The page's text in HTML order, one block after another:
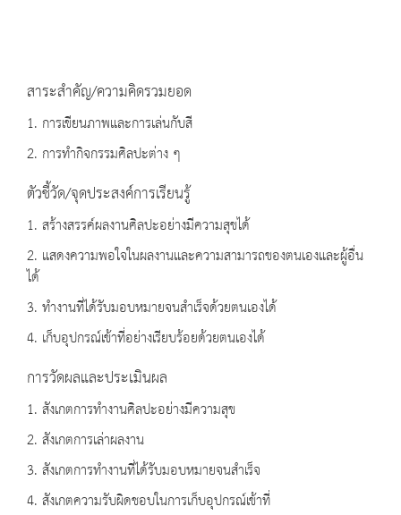
สาระสำคัญ/ความคิดรวมยอด
1. การเขียนภาพและการเล่นกับสี
2. การทำกิจกรรมศิลปะต่าง ๆ
ตัวชี้วัด/จุดประสงค์การเรียนรู้
1. สร้างสรรค์ผลงานศิลปะอย่างมีความสุขได้
2. แสดงความพอใจในผลงานและความสามารถของตนเองและผู้อื่น
ได้
3. ทำงานที่ได้รับมอบหมายจนสำเร็จด้วยตนเองได้
4. เก็บอุปกรณ์เข้าที่อย่างเรียบร้อยด้วยตนเองได้
การวัดผลและประเมินผล
1. สังเกตการทำงานศิลปะอย่างมีความสุข
2. สังเกตการเล่าผลงาน
3. สังเกตการทำงานที่ได้รับมอบหมายจนสำเร็จ
4. สังเกตความรับผิดชอบในการเก็บอุปกรณ์เข้าที่